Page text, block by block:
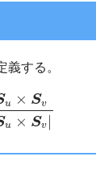
義する。
u × Sv
u × Sv |
| S u×